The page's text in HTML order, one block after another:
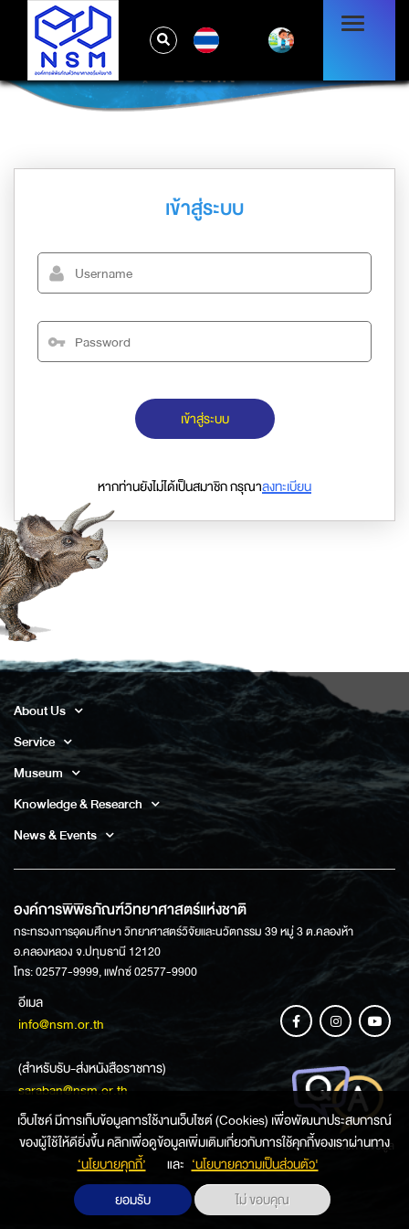
LOG IN
เข้าสู่ระบบ
เข้าสู่ระบบ
หากท่านยังไม่ได้เป็นสมาชิก กรุณาลงทะเบียน
About Us
Service
Museum
Knowledge & Research
News & Events
องค์การพิพิธภัณฑ์วิทยาศาสตร์แห่งชาติ
กระทรวงการอุดมศึกษา วิทยาศาสตร์วิจัยและนวัตกรรม 39 หมู่ 3 ต.คลองห้า
อ.คลองหลวง จ.ปทุมธานี 12120
โทร: 02577-9999, แฟกซ์ 02577-9900
อีเมล
info@nsm.or.th
(สำหรับรับ-ส่งหนังสือราชการ)
saraban@nsm.or.th
ช่องทางการสอบถามข้อมูล
เว็บไซค์ มีการเก็บข้อมูลการใช้งานเว็บไซต์ (Cookies) เพื่อพัฒนาประสบการณ์
ของผู้ใช้ให้ดียิ่งขึ้น คลิกเพื่อดูข้อมูลเพิ่มเติมเกี่ยวกับการใช้คุกกี้ของเราผ่านทาง
‘นโยบายคุกกี้’
และ ‘นโยบายความเป็นส่วนตัว'
ยอมรับ
ไม่ ขอบคุณ